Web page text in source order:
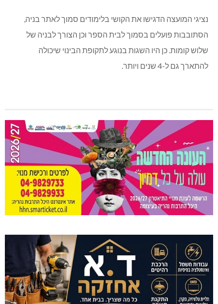
נציגי המועצה הדגישו את הקושי בלימודים סמוך לאתר בניה,
הסתובבות פועלים בסמוך לבית הספר וכן הצורך לבניה של
שלוש קומות. כן היו השגות בנוגע לתקופת הבינוי שיכולה
להתארך גם ל-4 שנים ויותר.